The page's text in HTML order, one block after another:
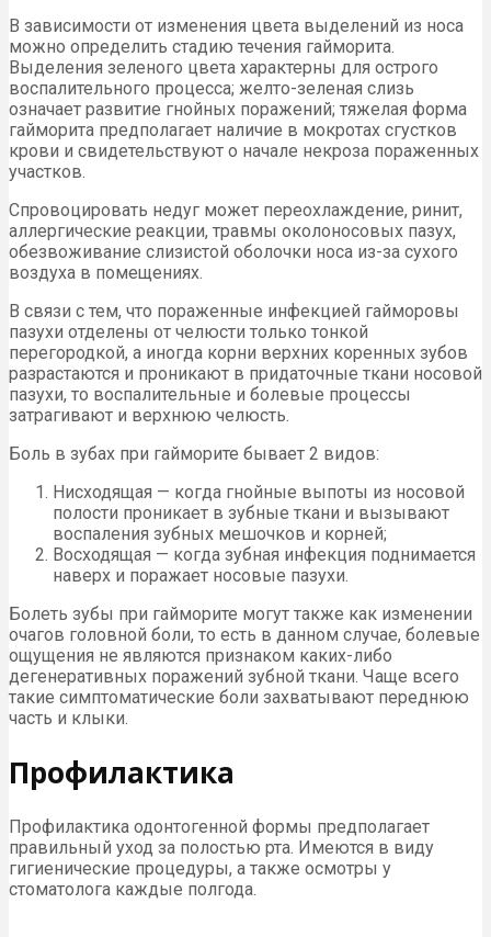
В зависимости от изменения цвета выделений из носа
можно определить стадию течения гайморита.
Выделения зеленого цвета характерны для острого
воспалительного процесса; желто-зеленая слизь
означает развитие гнойных поражений; тяжелая форма
гайморита предполагает наличие в мокротах сгустков
крови и свидетельствуют о начале некроза пораженных
участков.
Спровоцировать недуг может переохлаждение, ринит,
аллергические реакции, травмы околоносовых пазух,
обезвоживание слизистой оболочки носа из-за сухого
воздуха в помещениях.
В связи с тем, что пораженные инфекцией гайморовы
пазухи отделены от челюсти только тонкой
перегородкой, а иногда корни верхних коренных зубов
разрастаются и проникают в придаточные ткани носовой
пазухи, то воспалительные и болевые процессы
затрагивают и верхнюю челюсть.
Боль в зубах при гайморите бывает 2 видов:
Нисходящая — когда гнойные выпоты из носовой
полости проникает в зубные ткани и вызывают
воспаления зубных мешочков и корней;
Восходящая — когда зубная инфекция поднимается
наверх и поражает носовые пазухи.
Болеть зубы при гайморите могут также как изменении
очагов головной боли, то есть в данном случае, болевые
ощущения не являются признаком каких-либо
дегенеративных поражений зубной ткани. Чаще всего
такие симптоматические боли захватывают переднюю
часть и клыки.
Профилактика
Профилактика одонтогенной формы предполагает
правильный уход за полостью рта. Имеются в виду
гигиенические процедуры, а также осмотры у
стоматолога каждые полгода.